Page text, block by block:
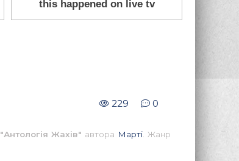
229 0
"Антологія Жахів" автора Марті . Жанр